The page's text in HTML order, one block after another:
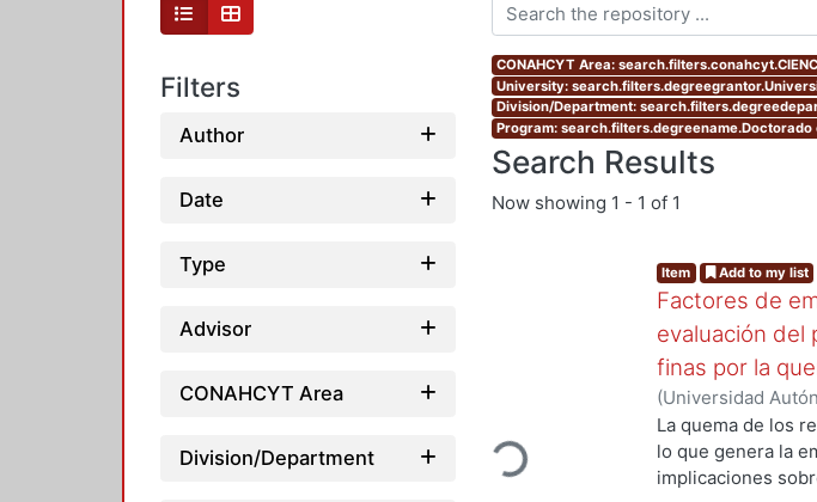
Filters
Author
Date
Type
Advisor
CONAHCYT Area
Division/Department
CONAHCYT Area:
University:
Division/Department:
Program:
Search Results
Now showing 1 - 1 of 1
Loading...
Item Add to my list
Factores de
evaluación del
finas por la
(Universidad
de Servicios de
La quema de los
lo que genera la
implicaciones